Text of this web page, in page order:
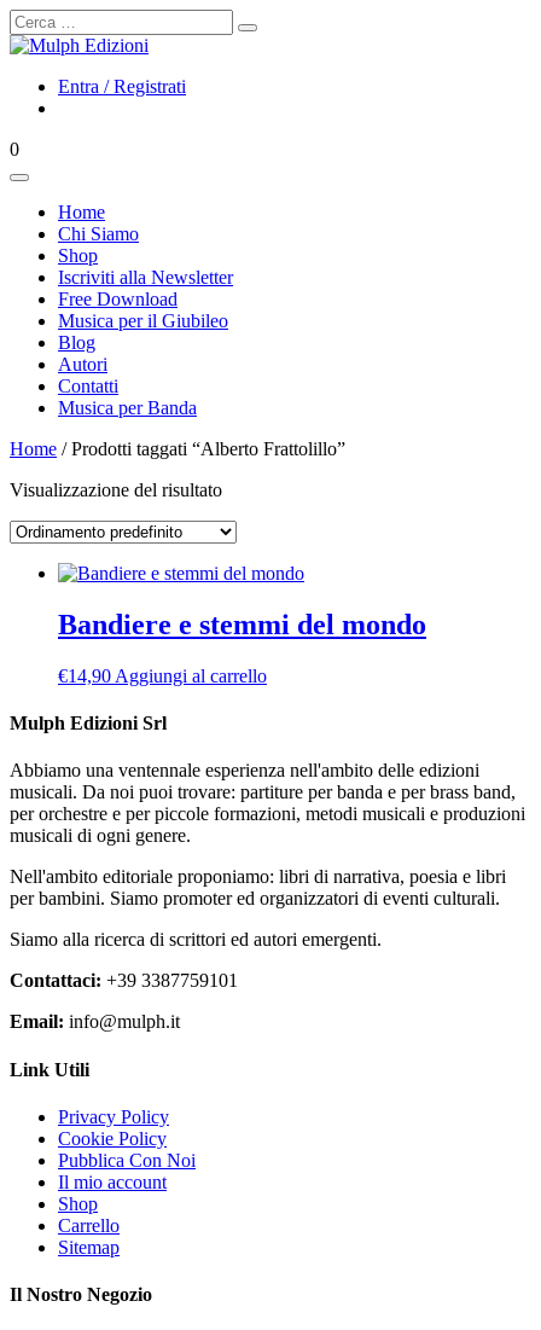
Cerca
Entra / Registrati
0
Home
Chi Siamo
Shop
Iscriviti alla Newsletter
Free Download
Musica per il Giubileo
Blog
Autori
Contatti
Musica per Banda
Home / Prodotti taggati “Alberto Frattolillo”
Visualizzazione del risultato
Bandiere e stemmi del mondo
€14,90 Aggiungi al carrello
Mulph Edizioni Srl
Abbiamo una ventennale esperienza nell'ambito delle edizioni
musicali. Da noi puoi trovare: partiture per banda e per brass band,
per orchestre e per piccole formazioni, metodi musicali e produzioni
musicali di ogni genere.
Nell'ambito editoriale proponiamo: libri di narrativa, poesia e libri
per bambini. Siamo promoter ed organizzatori di eventi culturali.
Siamo alla ricerca di scrittori ed autori emergenti.
Contattaci: +39 3387759101
Email: info@mulph.it
Link Utili
Privacy Policy
Cookie Policy
Pubblica Con Noi
Il mio account
Shop
Carrello
Sitemap
Il Nostro Negozio